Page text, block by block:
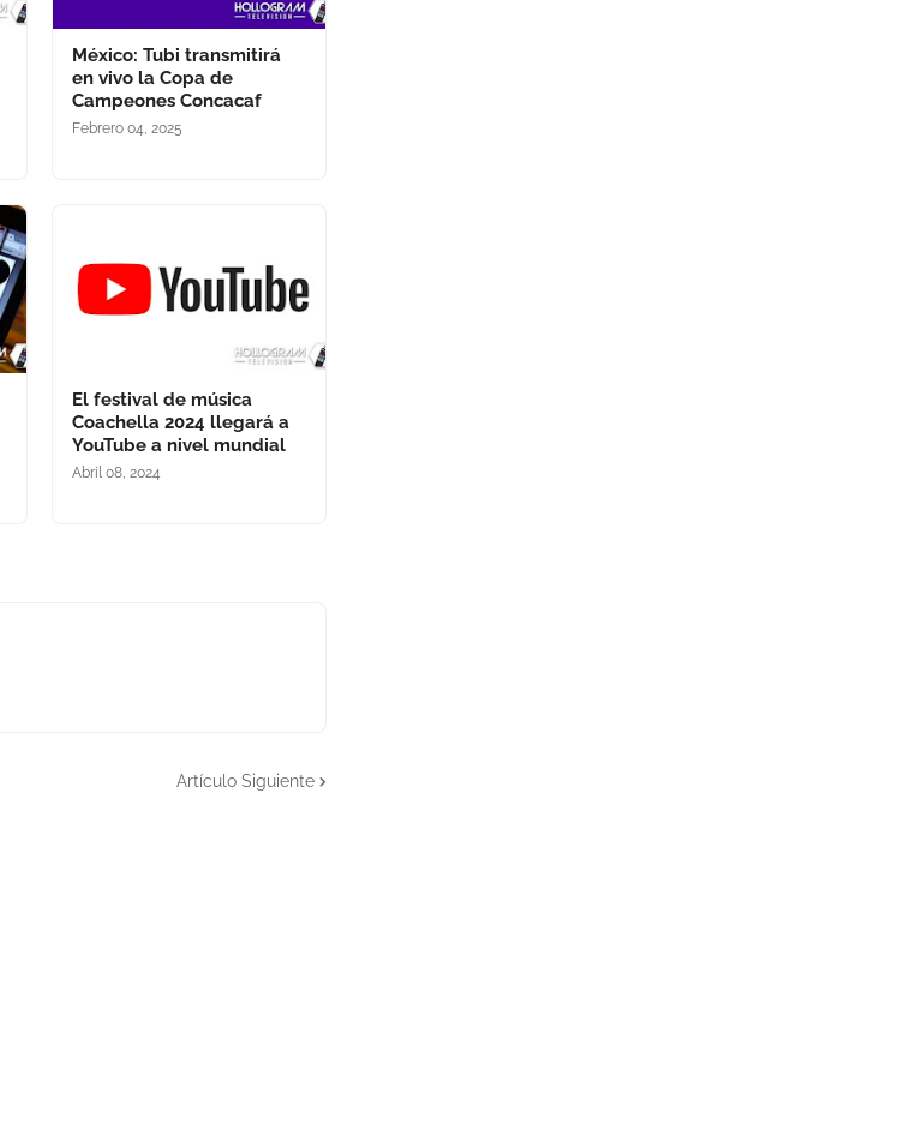
México: Tubi transmitirá
en vivo la Copa de
Campeones Concacaf
Febrero 04, 2025
El festival de música
Coachella 2024 llegará a
YouTube a nivel mundial
Abril 08, 2024
Artículo Siguiente